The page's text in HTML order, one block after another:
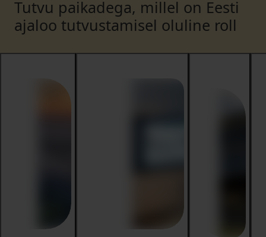
Tutvu paikadega, millel on Eesti
ajaloo tutvustamisel oluline roll